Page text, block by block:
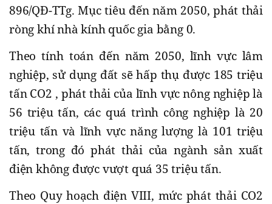
896/QĐ-TTg. Mục tiêu đến năm 2050, phát thải
ròng khí nhà kính quốc gia bằng 0.
Theo tính toán đến năm 2050, lĩnh vực lâm
nghiệp, sử dụng đất sẽ hấp thụ được 185 triệu
tấn CO2 , phát thải của lĩnh vực nông nghiệp là
56 triệu tấn, các quá trình công nghiệp là 20
triệu tấn và lĩnh vực năng lượng là 101 triệu
tấn, trong đó phát thải của ngành sản xuất
điện không được vượt quá 35 triệu tấn.
Theo Quy hoạch điện VIII, mức phát thải CO2